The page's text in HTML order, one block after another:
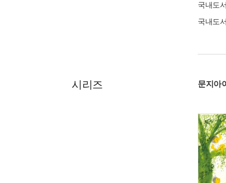
국내도
국내도
시리즈 문지아